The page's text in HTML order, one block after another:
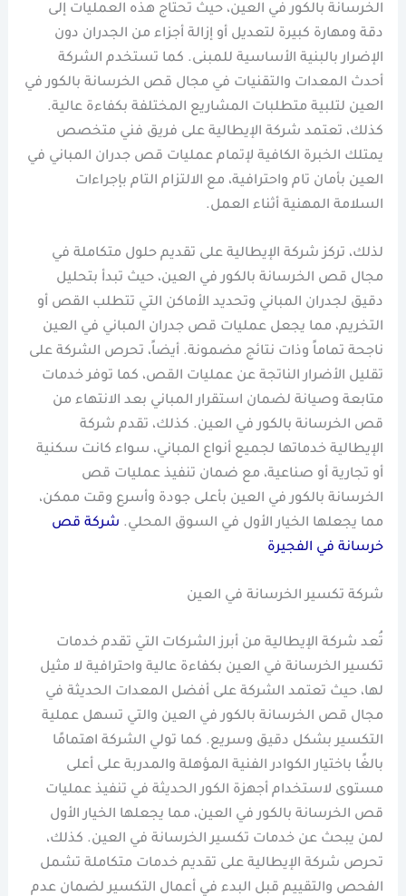
الخرسانة بالكور في العين، حيث تحتاج هذه العمليات إلى
دقة ومهارة كبيرة لتعديل أو إزالة أجزاء من الجدران دون
الإضرار بالبنية الأساسية للمبنى. كما تستخدم الشركة
أحدث المعدات والتقنيات في مجال قص الخرسانة بالكور في
العين لتلبية متطلبات المشاريع المختلفة بكفاءة عالية.
كذلك، تعتمد شركة الإيطالية على فريق فني متخصص
يمتلك الخبرة الكافية لإتمام عمليات قص جدران المباني في
العين بأمان تام واحترافية، مع الالتزام التام بإجراءات
السلامة المهنية أثناء العمل.
لذلك، تركز شركة الإيطالية على تقديم حلول متكاملة في
مجال قص الخرسانة بالكور في العين، حيث تبدأ بتحليل
دقيق لجدران المباني وتحديد الأماكن التي تتطلب القص أو
التخريم، مما يجعل عمليات قص جدران المباني في العين
ناجحة تماماً وذات نتائج مضمونة. أيضاً، تحرص الشركة على
تقليل الأضرار الناتجة عن عمليات القص، كما توفر خدمات
متابعة وصيانة لضمان استقرار المباني بعد الانتهاء من
قص الخرسانة بالكور في العين. كذلك، تقدم شركة
الإيطالية خدماتها لجميع أنواع المباني، سواء كانت سكنية
أو تجارية أو صناعية، مع ضمان تنفيذ عمليات قص
الخرسانة بالكور في العين بأعلى جودة وأسرع وقت ممكن،
مما يجعلها الخيار الأول في السوق المحلي. شركة قص
خرسانة في الفجيرة
شركة تكسير الخرسانة في العين
تُعد شركة الإيطالية من أبرز الشركات التي تقدم خدمات
تكسير الخرسانة في العين بكفاءة عالية واحترافية لا مثيل
لها، حيث تعتمد الشركة على أفضل المعدات الحديثة في
مجال قص الخرسانة بالكور في العين والتي تسهل عملية
التكسير بشكل دقيق وسريع. كما تولي الشركة اهتمامًا
بالغًا باختيار الكوادر الفنية المؤهلة والمدربة على أعلى
مستوى لاستخدام أجهزة الكور الحديثة في تنفيذ عمليات
قص الخرسانة بالكور في العين، مما يجعلها الخيار الأول
لمن يبحث عن خدمات تكسير الخرسانة في العين. كذلك،
تحرص شركة الإيطالية على تقديم خدمات متكاملة تشمل
الفحص والتقييم قبل البدء في أعمال التكسير لضمان عدم